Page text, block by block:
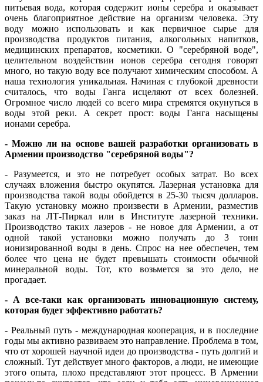
питьевая вода, которая содержит ионы серебра и оказывает
очень благоприятное действие на организм человека. Эту
воду можно использовать и как первичное сырье для
производства продуктов питания, алкогольных напитков,
медицинских препаратов, косметики. О "серебряной воде",
целительном воздействии ионов серебра сегодня говорят
много, но такую воду все получают химическим способом. А
наша технология уникальная. Начиная с глубокой древности
считалось, что воды Ганга исцеляют от всех болезней.
Огромное число людей со всего мира стремятся окунуться в
воды этой реки. А секрет прост: воды Ганга насыщены
ионами серебра.
- Можно ли на основе вашей разработки организовать в
Армении производство "серебряной воды"?
- Разумеется, и это не потребует особых затрат. Во всех
случаях вложения быстро окупятся. Лазерная установка для
производства такой воды обойдется в 25-30 тысяч долларов.
Такую установку можно произвести в Армении, разместив
заказ на ЛТ-Пиркал или в Институте лазерной техники.
Производство таких лазеров - не новое для Армении, а от
одной такой установки можно получать до 3 тонн
ионизированной воды в день. Спрос на нее обеспечен, тем
более что цена не будет превышать стоимости обычной
минеральной воды. Тот, кто возьмется за это дело, не
прогадает.
- А все-таки как организовать инновационную систему,
которая будет эффективно работать?
- Реальный путь - международная кооперация, и в последние
годы мы активно развиваем это направление. Проблема в том,
что от хорошей научной идеи до производства - путь долгий и
сложный. Тут действует много факторов, а люди, не имеющие
этого опыта, плохо представляют этот процесс. В Армении